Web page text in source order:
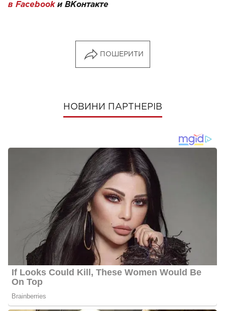
в Facebookи ВКонтакте
ПОШЕРИТИ
НОВИНИ ПАРТНЕРІВ